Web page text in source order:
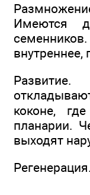
Имеются
внутреннее,
Развитие.
коконе,
планарии.
выходят